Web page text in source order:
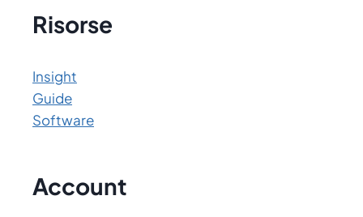
Risorse
Insight
Guide
Software
Account